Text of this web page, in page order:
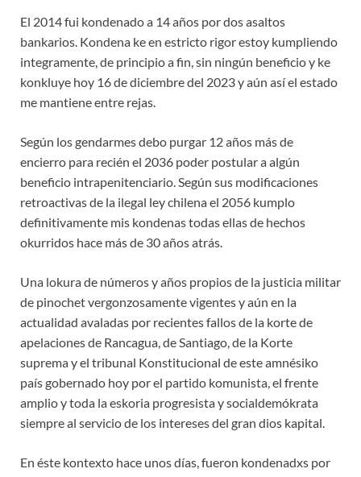
El 2014 fui kondenado a 14 años por dos asaltos
bankarios. Kondena ke en estricto rigor estoy kumpliendo
integramente, de principio a fin, sin ningún beneficio y ke
konkluye hoy 16 de diciembre del 2023 y aún así el estado
me mantiene entre rejas.
Según los gendarmes debo purgar 12 años más de
encierro para recién el 2036 poder postular a algún
beneficio intrapenitenciario. Según sus modificaciones
retroactivas de la ilegal ley chilena el 2056 kumplo
definitivamente mis kondenas todas ellas de hechos
okurridos hace más de 30 años atrás.
Una lokura de números y años propios de la justicia militar
de pinochet vergonzosamente vigentes y aún en la
actualidad avaladas por recientes fallos de la korte de
apelaciones de Rancagua, de Santiago, de la Korte
suprema y el tribunal Konstitucional de este amnésiko
país gobernado hoy por el partido komunista, el frente
amplio y toda la eskoria progresista y socialdemókrata
siempre al servicio de los intereses del gran dios kapital.
En éste kontexto hace unos días, fueron kondenadxs por